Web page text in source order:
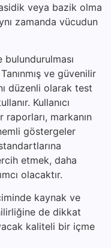
veya bazik olma
zamanda vücudun
ve güvenilir
düzenli olarak test
Kullanıcı
raporları, markanın
göstergeler
etmek, daha
olacaktır.
kaynak ve
de dikkat
kaliteli bir içme